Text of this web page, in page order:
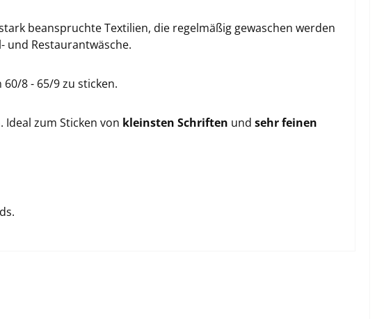
beanspruchte Textilien, die regelmäßig gewaschen werden
und Restaurantwäsche.
8 - 65/9 zu sticken.
Ideal zum Sticken von kleinsten Schriften und sehr feinen